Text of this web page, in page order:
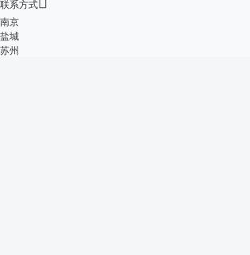
联系方式
南京
盐城
苏州